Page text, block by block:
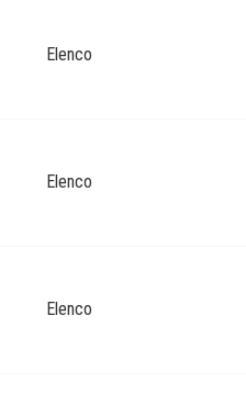
Elenco
Elenco
Elenco